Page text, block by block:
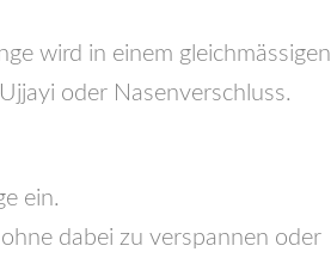
wird in einem gleichmässigen
oder Nasenverschluss.
ein.
dabei zu verspannen oder